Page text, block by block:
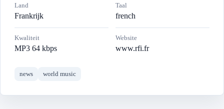
Land
Frankrijk
Taal
french
Kwaliteit
MP3 64 kbps
Website
www.rfi.fr
news world music